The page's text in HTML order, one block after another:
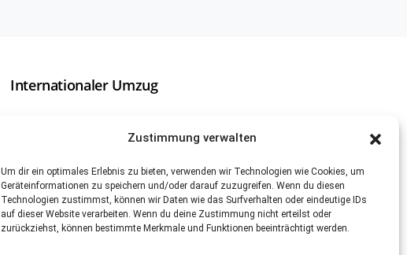
Zustimmung verwalten
Um dir ein optimales Erlebnis zu bieten, verwenden wir Technologien wie Cookies, um
Geräteinformationen zu speichern und/oder darauf zuzugreifen. Wenn du diesen
Technologien zustimmst, können wir Daten wie das Surfverhalten oder eindeutige IDs
auf dieser Website verarbeiten. Wenn du deine Zustimmung nicht erteilst oder
zurückziehst, können bestimmte Merkmale und Funktionen beeinträchtigt werden.
Internationaler Umzug
Umzug nach Neuseeland
Umzug nach Südamerika